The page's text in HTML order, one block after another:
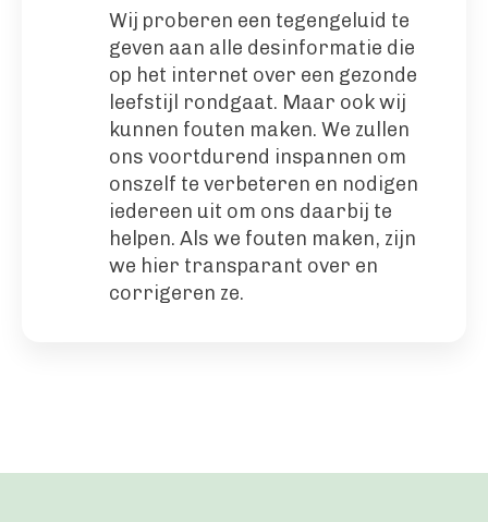
Wij proberen een tegengeluid te
geven aan alle desinformatie die
op het internet over een gezonde
leefstijl rondgaat. Maar ook wij
kunnen fouten maken. We zullen
ons voortdurend inspannen om
onszelf te verbeteren en nodigen
iedereen uit om ons daarbij te
helpen. Als we fouten maken, zijn
we hier transparant over en
corrigeren ze.